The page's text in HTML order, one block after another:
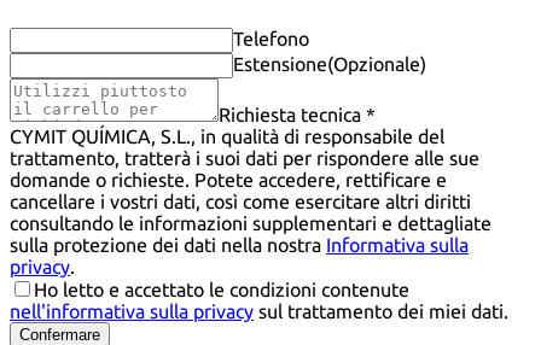
Telefono
Estensione(Opzionale)
Richiesta tecnica *
CYMIT QUÍMICA, S.L., in qualità di responsabile del
trattamento, tratterà i suoi dati per rispondere alle sue
domande o richieste. Potete accedere, rettificare e
cancellare i vostri dati, così come esercitare altri diritti
consultando le informazioni supplementari e dettagliate
sulla protezione dei dati nella nostra Informativa sulla
privacy.
Ho letto e accettato le condizioni contenute
nell'informativa sulla privacy sul trattamento dei miei dati.
Confermare